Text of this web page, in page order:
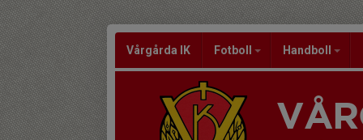
Vårgårda IK Fotboll Handboll